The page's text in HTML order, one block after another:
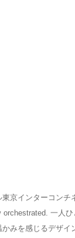
京インターコンチ
orchestrated. 一人
みを感じるデザイ